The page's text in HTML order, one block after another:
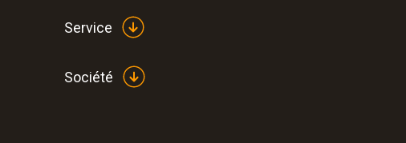
Service
Société